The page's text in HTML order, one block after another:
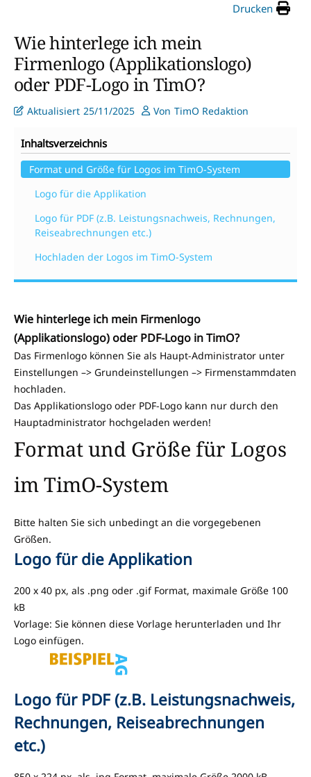
Drucken
Wie hinterlege ich mein
Firmenlogo (Applikationslogo)
oder PDF-Logo in TimO?
Aktualisiert 25/11/2025 Von TimO Redaktion
Inhaltsverzeichnis
Format und Größe für Logos im TimO-System
Logo für die Applikation
Logo für PDF (z.B. Leistungsnachweis, Rechnungen,
Reiseabrechnungen etc.)
Hochladen der Logos im TimO-System
Wie hinterlege ich mein Firmenlogo
(Applikationslogo) oder PDF-Logo in TimO?
Das Firmenlogo können Sie als Haupt-Administrator unter
Einstellungen –> Grundeinstellungen –> Firmenstammdaten
hochladen.
Das Applikationslogo oder PDF-Logo kann nur durch den
Hauptadministrator hochgeladen werden!
Format und Größe für Logos
im TimO-System
Bitte halten Sie sich unbedingt an die vorgegebenen
Größen.
Logo für die Applikation
200 x 40 px, als .png oder .gif Format, maximale Größe 100
kB
Vorlage: Sie können diese Vorlage herunterladen und Ihr
Logo einfügen.
Logo für PDF (z.B. Leistungsnachweis,
Rechnungen, Reiseabrechnungen
etc.)